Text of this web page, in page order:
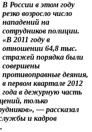
В России в этом году
резко возросло число
нападений на
сотрудников полиции.
«В 2011 году в
отношении 64,8 тыс.
стражей порядка были
совершены
противоправные деяния,
в первом квартале 2012
года в дежурную часть
только
— рассказал
и кадров
.